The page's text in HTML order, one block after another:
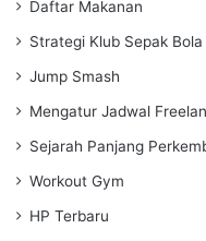
Daftar Makanan
Strategi Klub Sepak Bola
Jump Smash
Mengatur Jadwal
Sejarah Panjang
Workout Gym
HP Terbaru